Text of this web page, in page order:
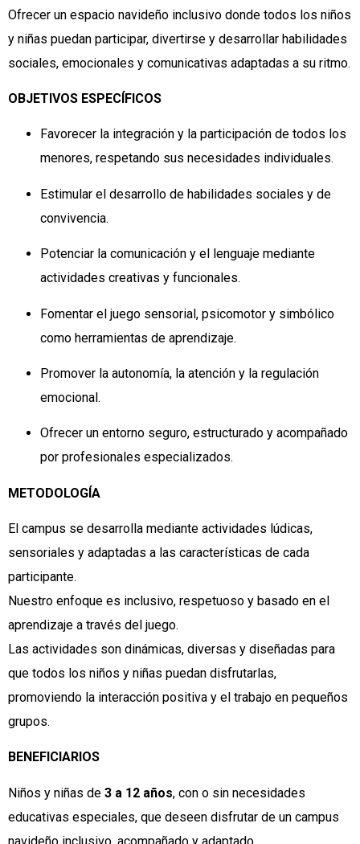
Ofrecer un espacio navideño inclusivo donde todos los niños
y niñas puedan participar, divertirse y desarrollar habilidades
sociales, emocionales y comunicativas adaptadas a su ritmo.
OBJETIVOS ESPECÍFICOS
Favorecer la integración y la participación de todos los
menores, respetando sus necesidades individuales.
Estimular el desarrollo de habilidades sociales y de
convivencia.
Potenciar la comunicación y el lenguaje mediante
actividades creativas y funcionales.
Fomentar el juego sensorial, psicomotor y simbólico
como herramientas de aprendizaje.
Promover la autonomía, la atención y la regulación
emocional.
Ofrecer un entorno seguro, estructurado y acompañado
por profesionales especializados.
METODOLOGÍA
El campus se desarrolla mediante actividades lúdicas,
sensoriales y adaptadas a las características de cada
participante.
Nuestro enfoque es inclusivo, respetuoso y basado en el
aprendizaje a través del juego.
Las actividades son dinámicas, diversas y diseñadas para
que todos los niños y niñas puedan disfrutarlas,
promoviendo la interacción positiva y el trabajo en pequeños
grupos.
BENEFICIARIOS
Niños y niñas de 3 a 12 años, con o sin necesidades
educativas especiales, que deseen disfrutar de un campus